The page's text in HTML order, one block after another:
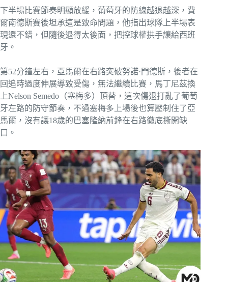
下半場比賽節奏明顯放緩，葡萄牙的防線越退越深，費
爾南德斯賽後坦承這是致命問題，他指出球隊上半場表
現還不錯，但隨後退得太後面，把控球權拱手讓給西班
牙。
第52分鐘左右，亞馬爾在右路突破努諾·門德斯，後者在
回追時過度伸展導致受傷，無法繼續比賽，馬丁尼茲換
上Nelson Semedo（塞梅多）頂替，這次傷退打亂了葡萄
牙左路的防守節奏，不過塞梅多上場後也算壓制住了亞
馬爾，沒有讓18歲的巴塞隆納前鋒在右路徹底撕開缺
口。